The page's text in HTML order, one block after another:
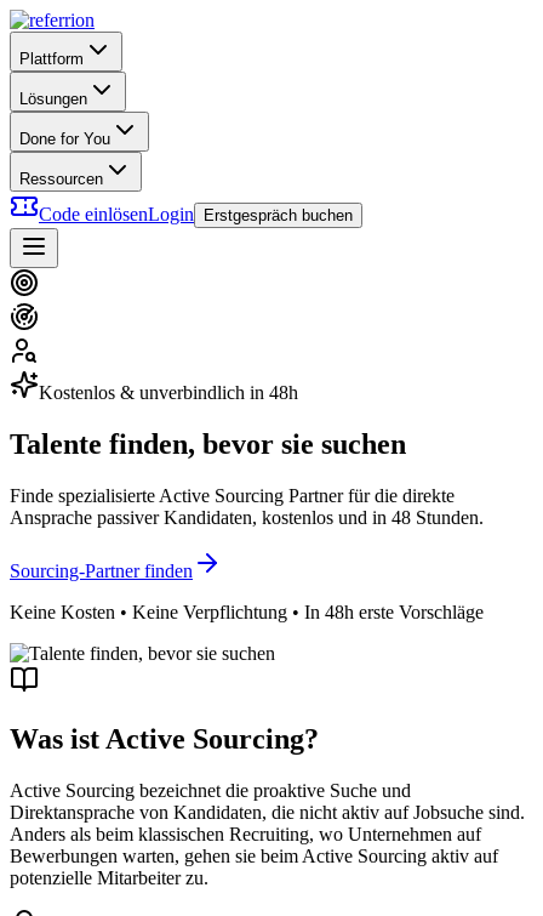
Plattform
Lösungen
Done for You
Ressourcen
Code einlösenLogin Erstgespräch buchen
Kostenlos & unverbindlich in 48h
Talente finden, bevor sie suchen
Finde spezialisierte Active Sourcing Partner für die direkte
Ansprache passiver Kandidaten, kostenlos und in 48 Stunden.
Sourcing-Partner finden
Keine Kosten • Keine Verpflichtung • In 48h erste Vorschläge
Was ist Active Sourcing?
Active Sourcing bezeichnet die proaktive Suche und
Direktansprache von Kandidaten, die nicht aktiv auf Jobsuche sind.
Anders als beim klassischen Recruiting, wo Unternehmen auf
Bewerbungen warten, gehen sie beim Active Sourcing aktiv auf
potenzielle Mitarbeiter zu.